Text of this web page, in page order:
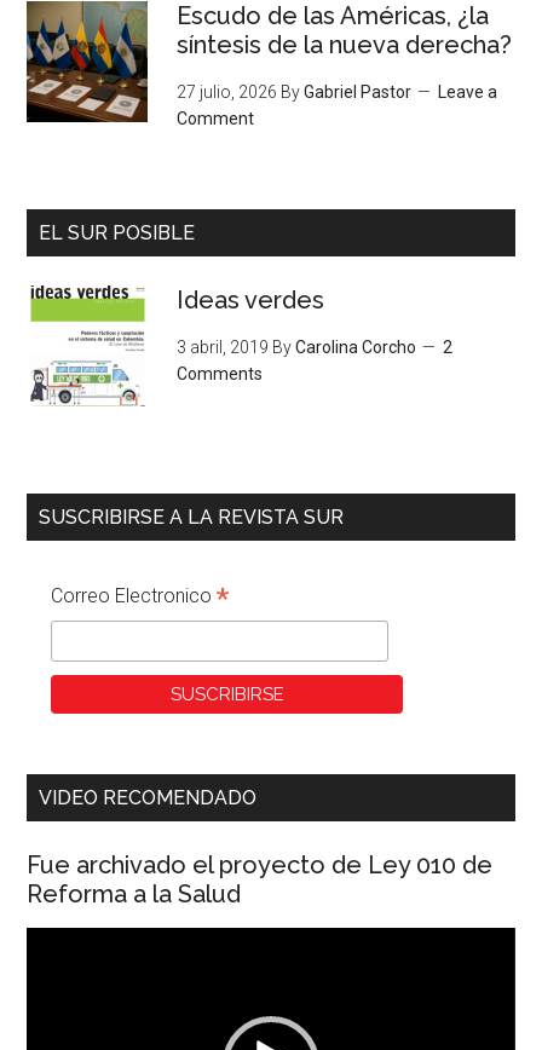
Escudo de las Américas, ¿la
síntesis de la nueva derecha?
27 julio, 2026 ByGabriel Pastor
Leave a
Comment
EL SUR POSIBLE
Ideas verdes
3 abril, 2019 ByCarolina Corcho
2
Comments
SUSCRIBIRSE A LA REVISTA SUR
Correo Electronico*
VIDEO RECOMENDADO
Fue archivado el proyecto de Ley 010 de
Reforma a la Salud